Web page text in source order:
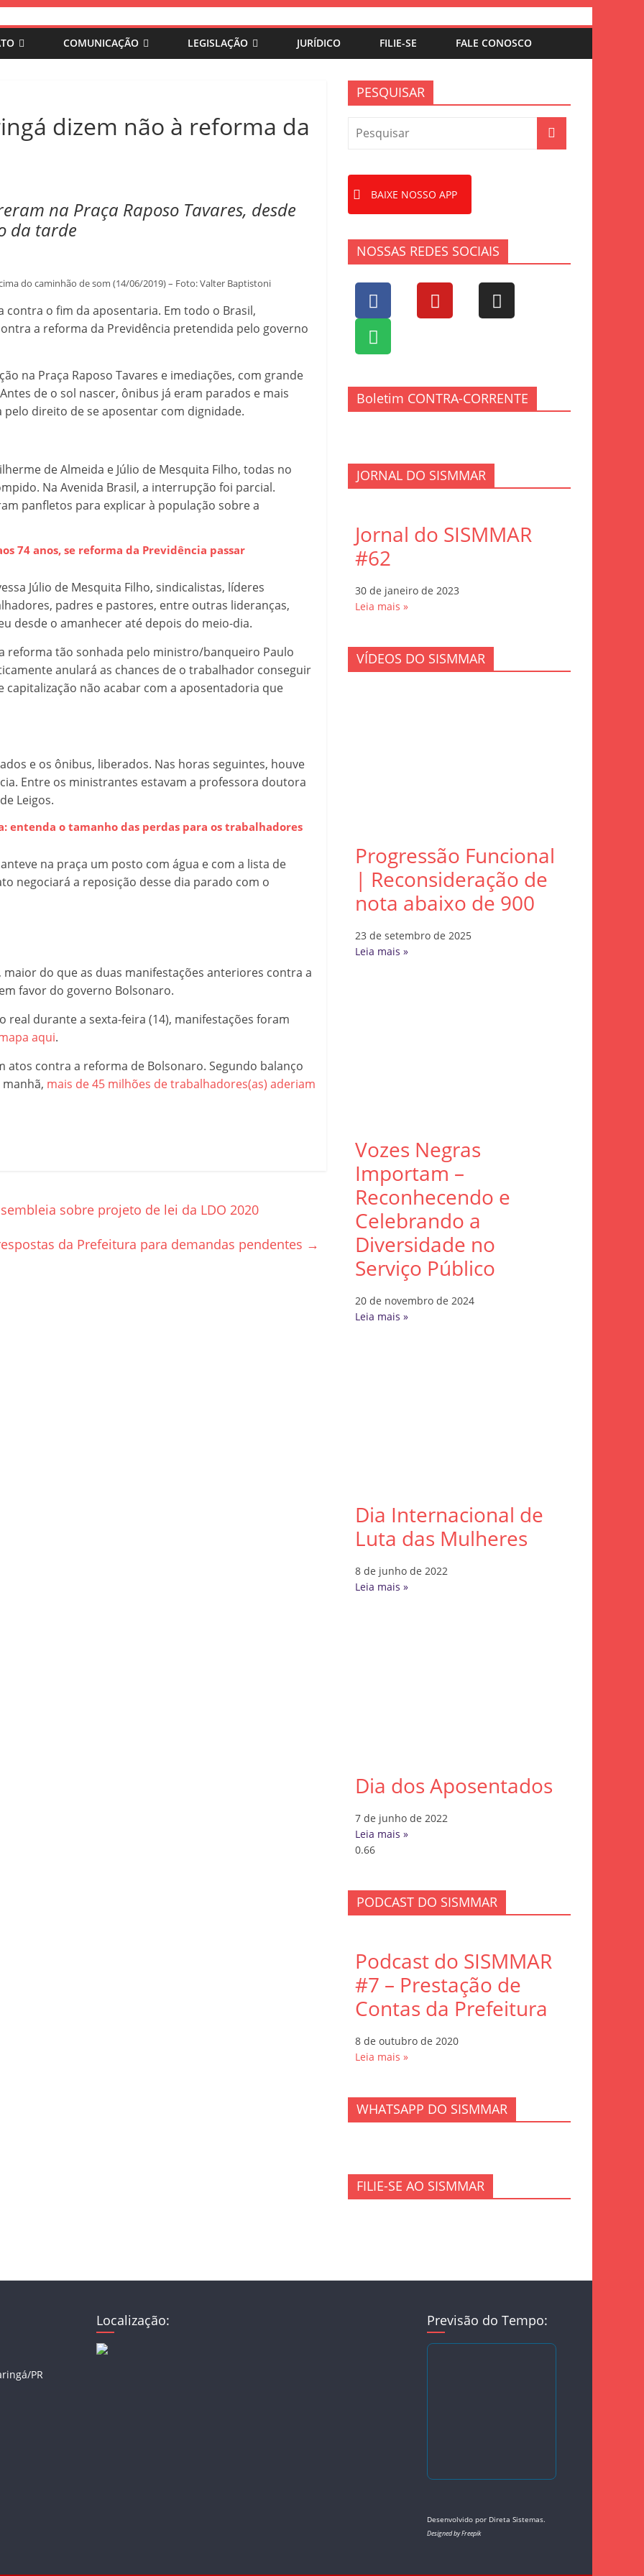
COMUNICAÇÃO LEGISLAÇÃO JURÍDICO FILIE-SE FALE CONOSCO
dizem não à reforma da
na Praça Raposo Tavares, desde
da tarde
do caminhão de som (14/06/2019) – Foto: Valter Baptistoni
contra o fim da aposentaria. Em todo o Brasil,
a reforma da Previdência pretendida pelo governo
na Praça Raposo Tavares e imediações, com grande
de o sol nascer, ônibus já eram parados e mais
direito de se aposentar com dignidade.
de Almeida e Júlio de Mesquita Filho, todas no
Na Avenida Brasil, a interrupção foi parcial.
panfletos para explicar à população sobre a
74 anos, se reforma da Previdência passar
Júlio de Mesquita Filho, sindicalistas, líderes
padres e pastores, entre outras lideranças,
desde o amanhecer até depois do meio-dia.
reforma tão sonhada pelo ministro/banqueiro Paulo
anulará as chances de o trabalhador conseguir
capitalização não acabar com a aposentadoria que
e os ônibus, liberados. Nas horas seguintes, houve
Entre os ministrantes estavam a professora doutora
Leigos.
entenda o tamanho das perdas para os trabalhadores
na praça um posto com água e com a lista de
negociará a reposição desse dia parado com o
maior do que as duas manifestações anteriores contra a
favor do governo Bolsonaro.
real durante a sexta-feira (14), manifestações foram
aqui.
atos contra a reforma de Bolsonaro. Segundo balanço
mais de 45 milhões de trabalhadores(as) aderiam
sobre projeto de lei da LDO 2020
da Prefeitura para demandas pendentes →
PESQUISAR
BAIXE NOSSO APP
NOSSAS REDES SOCIAIS
Boletim CONTRA-CORRENTE
JORNAL DO SISMMAR
Jornal do SISMMAR
#62
30 de janeiro de 2023
Leia mais »
VÍDEOS DO SISMMAR
Progressão Funcional
| Reconsideração de
nota abaixo de 900
23 de setembro de 2025
Leia mais »
Vozes Negras
Importam –
Reconhecendo e
Celebrando a
Diversidade no
Serviço Público
20 de novembro de 2024
Leia mais »
Dia Internacional de
Luta das Mulheres
8 de junho de 2022
Leia mais »
Dia dos Aposentados
7 de junho de 2022
Leia mais »
PODCAST DO SISMMAR
Podcast do SISMMAR
#7 – Prestação de
Contas da Prefeitura
8 de outubro de 2020
Leia mais »
WHATSAPP DO SISMMAR
FILIE-SE AO SISMMAR
PR
Localização: Previsão do Tempo:
Desenvolvido por Direta Sistemas.
Designed by Freepik